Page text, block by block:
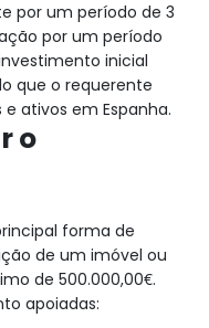
por um período de 3
por um período
inicial
que o requerente
ativos em Espanha.
o
forma de
de um imóvel ou
de 500.000,00€.
apoiadas: